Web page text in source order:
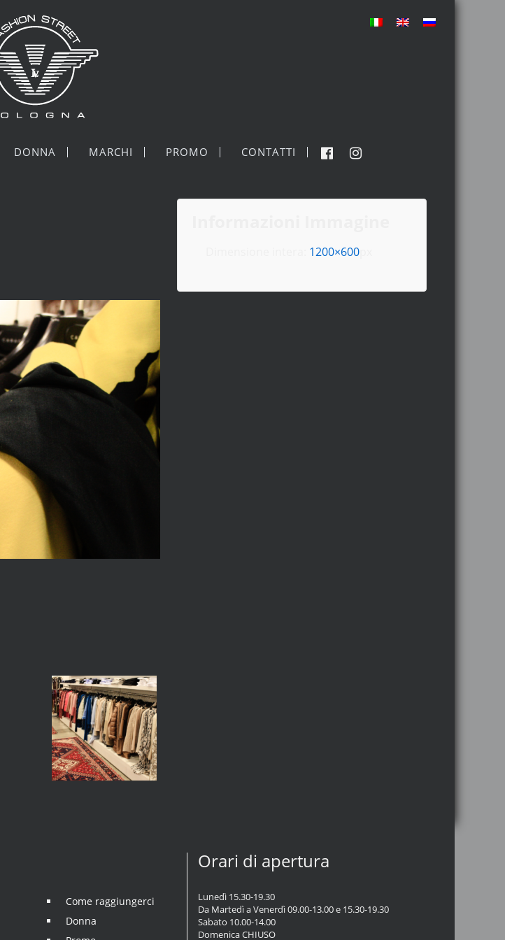
DONNA MARCHI PROMO CONTATTI
1200×600px
Come raggiungerci
Donna
Orari di apertura
Lunedì 15.30-19.30
Da Martedì a Venerdì 09.00-13.00 e 15.30-19.30
Sabato 10.00-14.00
Domenica CHIUSO